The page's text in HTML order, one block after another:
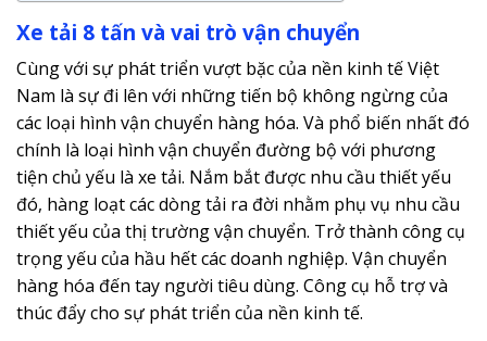
Xe tải 8 tấn và vai trò vận chuyển
Cùng với sự phát triển vượt bặc của nền kinh tế Việt
Nam là sự đi lên với những tiến bộ không ngừng của
các loại hình vận chuyển hàng hóa. Và phổ biến nhất đó
chính là loại hình vận chuyển đường bộ với phương
tiện chủ yếu là xe tải. Nắm bắt được nhu cầu thiết yếu
đó, hàng loạt các dòng tải ra đời nhằm phụ vụ nhu cầu
thiết yếu của thị trường vận chuyển. Trở thành công cụ
trọng yếu của hầu hết các doanh nghiệp. Vận chuyển
hàng hóa đến tay người tiêu dùng. Công cụ hỗ trợ và
thúc đẩy cho sự phát triển của nền kinh tế.